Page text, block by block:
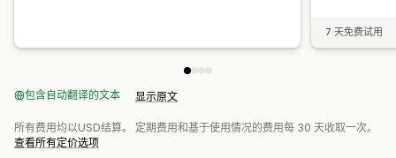
7 天免费试用
包含自动翻译的文本 显示原文
所有费用均以USD结算。 定期费用和基于使用情况的费用每 30 天收取一次。
查看所有定价选项